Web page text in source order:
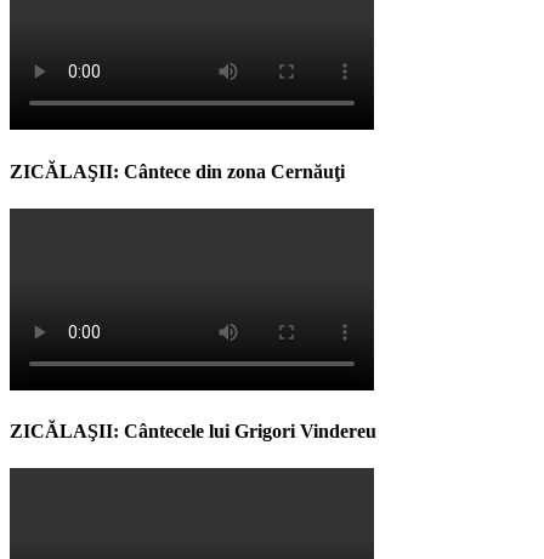
ZICĂLAŞII: Cântece din zona Cernăuţi
ZICĂLAŞII: Cântecele lui Grigori Vindereu